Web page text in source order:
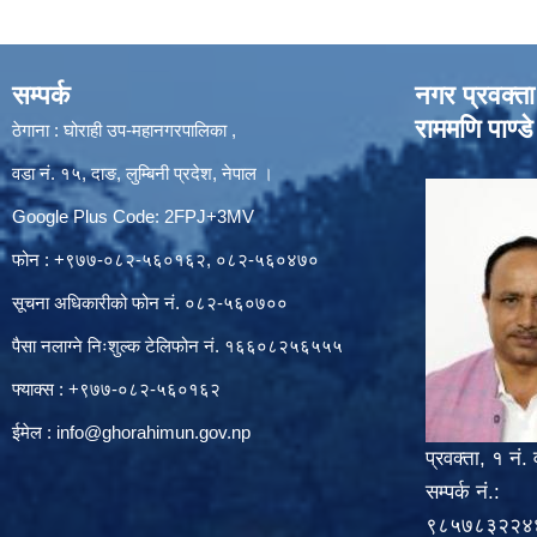
सम्पर्क
ठेगाना : घोराही उप-महानगरपालिका ,
वडा नं. १५, दाङ, लुम्बिनी प्रदेश, नेपाल ।
Google Plus Code: 2FPJ+3MV
फोन : +९७७-०८२-५६०१६२, ०८२-५६०४७०
सूचना अधिकारीको फोन नं. ०८२-५६०७००
पैसा नलाग्ने निःशुल्क टेलिफोन नं. १६६०८२५६५५५
फ्याक्स : +९७७-०८२-५६०१६२
ईमेल : info@ghorahimun.gov.np
नगर प्रवक्ता
राममणि पाण्डे
प्रवक्ता, १ नं.
सम्पर्क नं.: